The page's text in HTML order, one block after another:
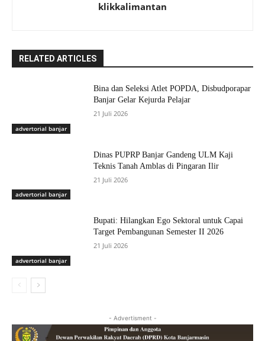
klikkalimantan
RELATED ARTICLES
advertorial banjar
Bina dan Seleksi Atlet POPDA, Disbudporapar
Banjar Gelar Kejurda Pelajar
21 Juli 2026
advertorial banjar
Dinas PUPRP Banjar Gandeng ULM Kaji
Teknis Tanah Amblas di Pingaran Ilir
21 Juli 2026
advertorial banjar
Bupati: Hilangkan Ego Sektoral untuk Capai
Target Pembangunan Semester II 2026
21 Juli 2026
- Advertisment -